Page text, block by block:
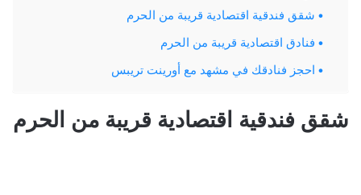
شقق فندقية اقتصادية قريبة من الحرم
فنادق اقتصادية قريبة من الحرم
احجز فنادقك في مشهد مع أورينت تريبس
شقق فندقية اقتصادية قريبة من الحرم